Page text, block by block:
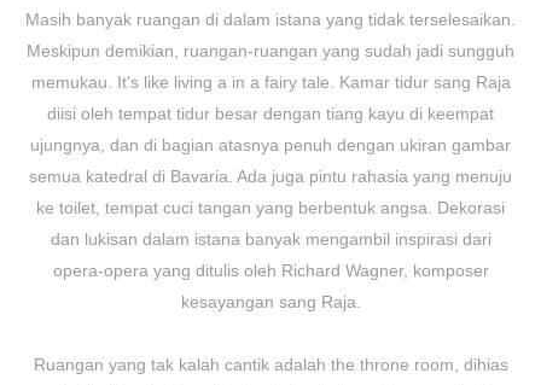
Masih banyak ruangan di dalam istana yang tidak terselesaikan.
Meskipun demikian, ruangan-ruangan yang sudah jadi sungguh
memukau. It's like living a in a fairy tale. Kamar tidur sang Raja
diisi oleh tempat tidur besar dengan tiang kayu di keempat
ujungnya, dan di bagian atasnya penuh dengan ukiran gambar
semua katedral di Bavaria. Ada juga pintu rahasia yang menuju
ke toilet, tempat cuci tangan yang berbentuk angsa. Dekorasi
dan lukisan dalam istana banyak mengambil inspirasi dari
opera-opera yang ditulis oleh Richard Wagner, komposer
kesayangan sang Raja.
Ruangan yang tak kalah cantik adalah the throne room, dihias